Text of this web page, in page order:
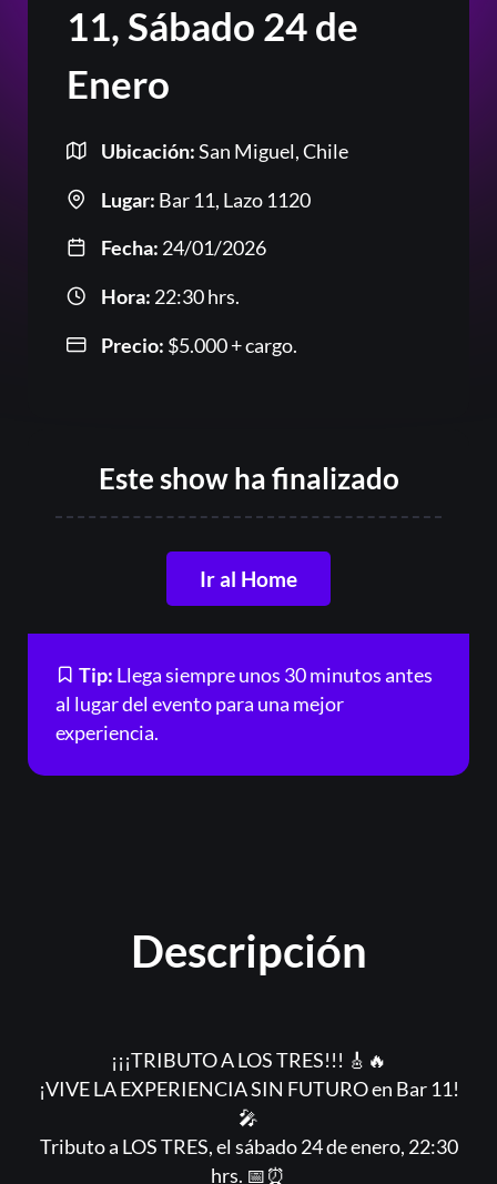
11, Sábado 24 de
Enero
Ubicación:San Miguel, Chile
Lugar: Bar 11, Lazo 1120
Fecha: 24/01/2026
Hora: 22:30 hrs.
Precio: $5.000+ cargo.
Este show ha finalizado
Ir al Home
Tip: Llega siempre unos 30 minutos antes
al lugar del evento para una mejor
experiencia.
Descripción
¡¡¡TRIBUTO A LOS TRES!!! 🎸🔥
¡VIVE LA EXPERIENCIA SIN FUTURO en Bar 11!
🎤
Tributo a LOS TRES, el sábado 24 de enero, 22:30
hrs. 📅⏰
Or
¿Olvidaste la contraseña?
Registrarse